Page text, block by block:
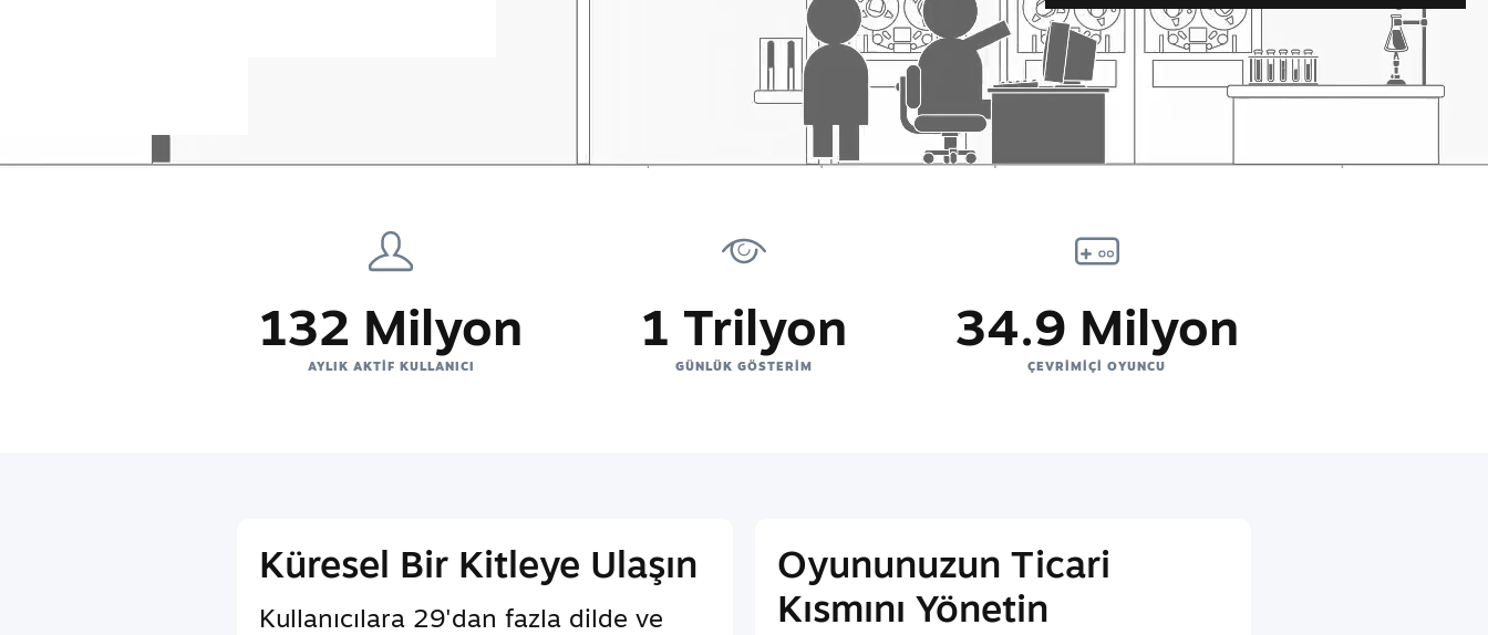
132 Milyon
AYLIK AKTIF KULLANICI
1 Trilyon
GÜNLÜK GÖSTERIM
34.9 Milyon
ÇEVRIMIÇI OYUNCU
Küresel Bir Kitleye Ulaşın
Kullanıcılara 29'dan fazla dilde ve
Oyununuzun Ticari
Kısmını Yönetin